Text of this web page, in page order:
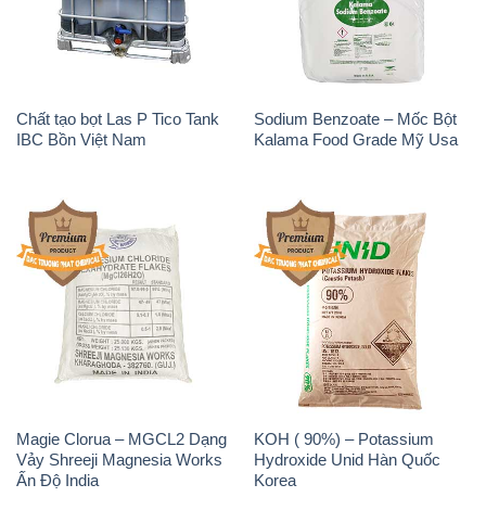
IBC Bồn Việt Nam
Kalama Food Grade Mỹ Usa
Magie Clorua – MGCL2 Dạng
Vảy Shreeji Magnesia Works
Ấn Độ India
KOH ( 90%) – Potassium
Hydroxide Unid Hàn Quốc